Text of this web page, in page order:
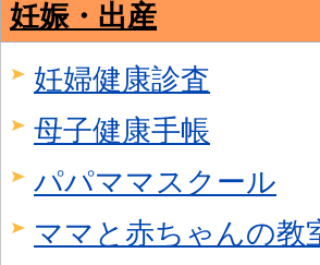
妊娠・出産
妊婦健康診査
母子健康手帳
パパママスクール
ママと赤ちゃんの教